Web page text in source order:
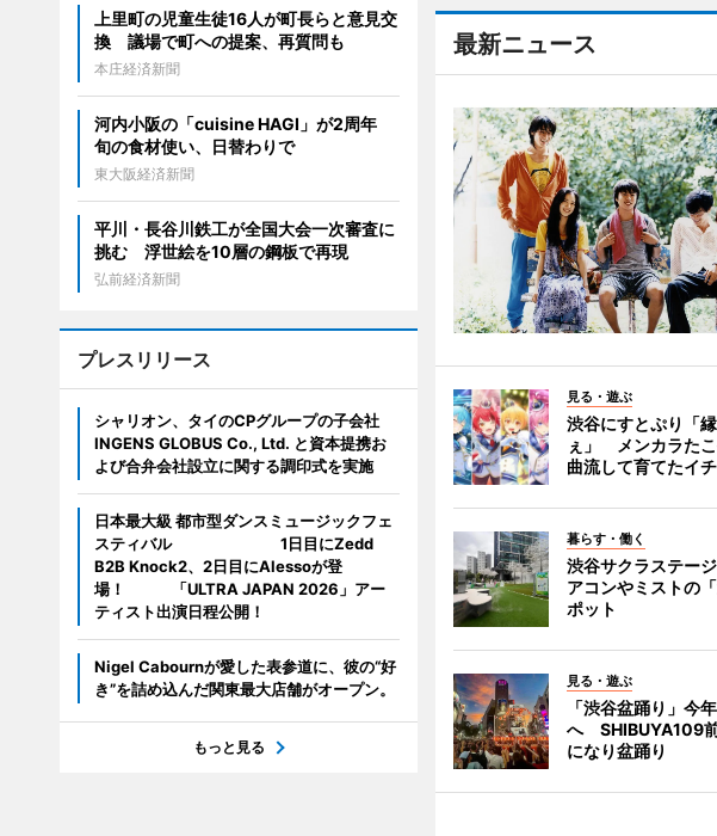
最新ニュース
見る・遊ぶ
渋谷にすとぷり「
ぇ」 メンカラた
曲流して育てたイ
暮らす・働く
渋谷サクラステー
アコンやミストの
ポット
見る・遊ぶ
「渋谷盆踊り」今
へ SHIBUYA109
になり盆踊り
上里町の児童生徒16人が町長らと意見交
換 議場で町への提案、再質問も
本庄経済新聞
河内小阪の「cuisine HAGI」が2周年
旬の食材使い、日替わりで
東大阪経済新聞
平川・長谷川鉄工が全国大会一次審査に
挑む 浮世絵を10層の鋼板で再現
弘前経済新聞
プレスリリース
シャリオン、タイのCPグループの子会社
INGENS GLOBUS Co., Ltd. と資本提携お
よび合弁会社設立に関する調印式を実施
日本最大級 都市型ダンスミュージックフェ
スティバル 1日目にZedd
B2B Knock2、2日目にAlessoが登
場！ 「ULTRA JAPAN 2026」アー
ティスト出演日程公開！
Nigel Cabournが愛した表参道に、彼の“好
き”を詰め込んだ関東最大店舗がオープン。
もっと見る